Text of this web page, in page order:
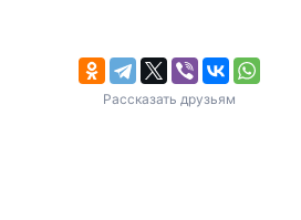
Рассказать друзьям